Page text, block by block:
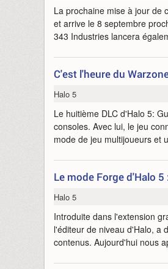
La prochaine mise à jour de
et arrive le 8 septembre
343 Industries lancera
C'est l'heure du
Halo 5
Le huitième DLC d'Halo 5:
consoles. Avec lui, le jeu
mode de jeu multijoueurs et
Le mode Forge d'Halo
Halo 5
Introduite dans l'extension
l'éditeur de niveau d'Halo, a
contenus. Aujourd'hui nous